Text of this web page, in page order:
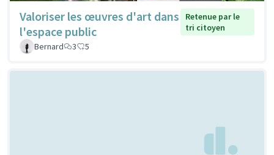
Valoriser les œuvres d'art dans
l'espace public
Retenue par le
tri citoyen
Bernard
3 5